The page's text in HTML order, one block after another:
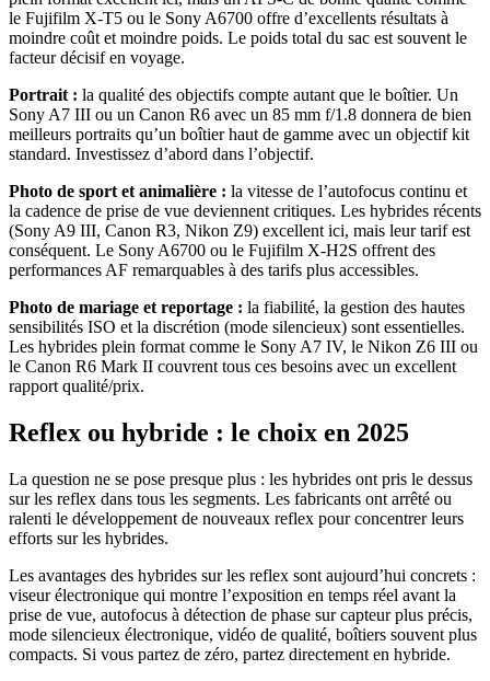
le Fujifilm X-T5 ou le Sony A6700 offre d’excellents résultats à
moindre coût et moindre poids. Le poids total du sac est souvent le
facteur décisif en voyage.
Portrait : la qualité des objectifs compte autant que le boîtier. Un
Sony A7 III ou un Canon R6 avec un 85 mm f/1.8 donnera de bien
meilleurs portraits qu’un boîtier haut de gamme avec un objectif kit
standard. Investissez d’abord dans l’objectif.
Photo de sport et animalière : la vitesse de l’autofocus continu et
la cadence de prise de vue deviennent critiques. Les hybrides récents
(Sony A9 III, Canon R3, Nikon Z9) excellent ici, mais leur tarif est
conséquent. Le Sony A6700 ou le Fujifilm X-H2S offrent des
performances AF remarquables à des tarifs plus accessibles.
Photo de mariage et reportage : la fiabilité, la gestion des hautes
sensibilités ISO et la discrétion (mode silencieux) sont essentielles.
Les hybrides plein format comme le Sony A7 IV, le Nikon Z6 III ou
le Canon R6 Mark II couvrent tous ces besoins avec un excellent
rapport qualité/prix.
Reflex ou hybride : le choix en 2025
La question ne se pose presque plus : les hybrides ont pris le dessus
sur les reflex dans tous les segments. Les fabricants ont arrêté ou
ralenti le développement de nouveaux reflex pour concentrer leurs
efforts sur les hybrides.
Les avantages des hybrides sur les reflex sont aujourd’hui concrets :
viseur électronique qui montre l’exposition en temps réel avant la
prise de vue, autofocus à détection de phase sur capteur plus précis,
mode silencieux électronique, vidéo de qualité, boîtiers souvent plus
compacts. Si vous partez de zéro, partez directement en hybride.